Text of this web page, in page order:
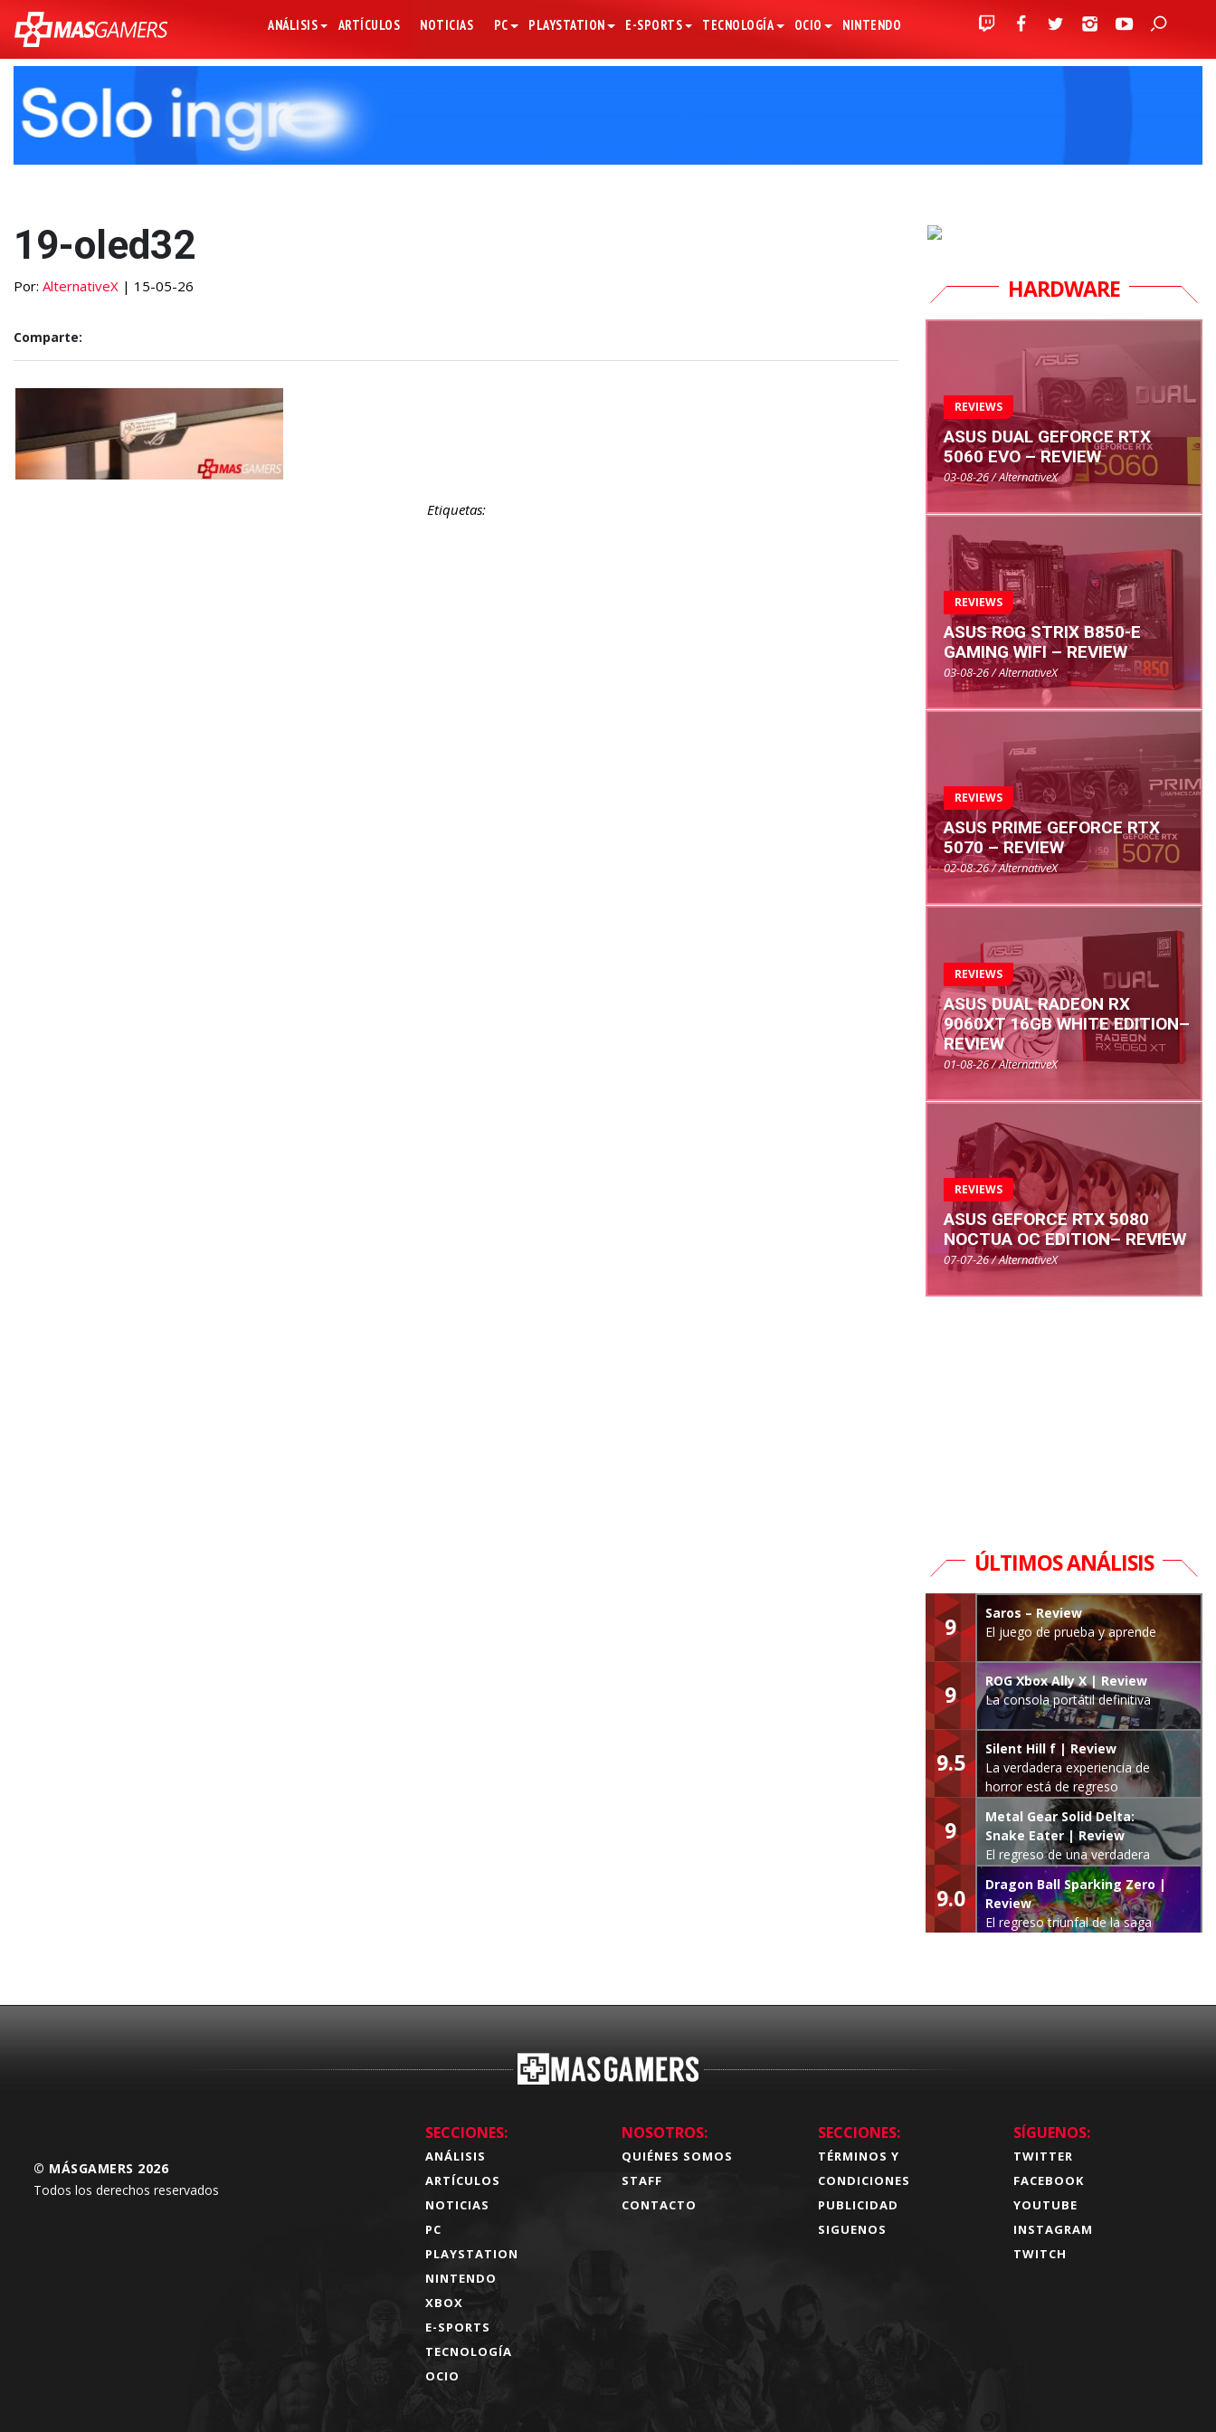
ANÁLISIS ARTÍCULOS NOTICIAS PC PLAYSTATION E-SPORTS TECNOLOGÍA OCIO NINTENDO
19-oled32
Por: AlternativeX | 15-05-26
Comparte:
Etiquetas:
HARDWARE
REVIEWS
ASUS DUAL GEFORCE RTX
5060 EVO – REVIEW
03-08-26 / AlternativeX
REVIEWS
ASUS ROG STRIX B850-E
GAMING WIFI – REVIEW
03-08-26 / AlternativeX
REVIEWS
ASUS PRIME GEFORCE RTX
5070 – REVIEW
02-08-26 / AlternativeX
REVIEWS
ASUS DUAL RADEON RX
9060XT 16GB WHITE EDITION–
REVIEW
01-08-26 / AlternativeX
REVIEWS
ASUS GEFORCE RTX 5080
NOCTUA OC EDITION– REVIEW
07-07-26 / AlternativeX
ÚLTIMOS ANÁLISIS
9
Saros – Review
El juego de prueba y aprende
9
ROG Xbox Ally X | Review
La consola portátil definitiva
9.5
Silent Hill f | Review
La verdadera experiencia de
horror está de regreso
9
Metal Gear Solid Delta:
Snake Eater | Review
El regreso de una verdadera
leyenda
9.0
Dragon Ball Sparking Zero |
Review
El regreso triunfal de la saga
© MÁSGAMERS 2026
Todos los derechos reservados
SECCIONES:
ANÁLISIS
ARTÍCULOS
NOTICIAS
PC
PLAYSTATION
NINTENDO
XBOX
E-SPORTS
TECNOLOGÍA
OCIO
NOSOTROS:
QUIÉNES SOMOS
STAFF
CONTACTO
SECCIONES:
TÉRMINOS Y
CONDICIONES
PUBLICIDAD
SIGUENOS
SÍGUENOS:
TWITTER
FACEBOOK
YOUTUBE
INSTAGRAM
TWITCH